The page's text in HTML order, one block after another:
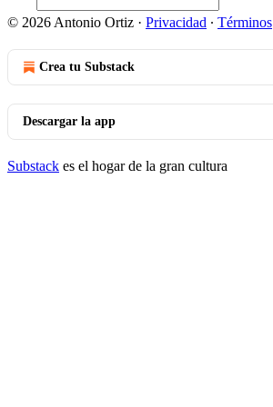
© 2026 Antonio Ortiz · Privacidad ∙ Términos
Crea tu Substack
Descargar la app
Substack es el hogar de la gran cultura